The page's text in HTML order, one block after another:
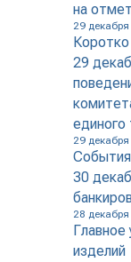
на
29
29
единого
29
30
28
изделий